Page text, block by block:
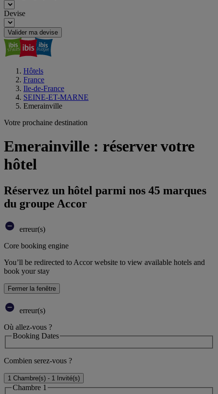
Devise
Valider ma devise
Hôtels
France
Ile-de-France
SEINE-ET-MARNE
Emerainville
Votre prochaine destination
Emerainville : réserver votre
hôtel
Réservez un hôtel parmi nos 45 marques
du groupe Accor
erreur(s)
Core booking engine
You’ll be redirected to Accor website to view available hotels and
book your stay
Fermer la fenêtre
erreur(s)
Où allez-vous ?
Booking Dates
Combien serez-vous ?
1 Chambre(s) - 1 Invité(s)
Chambre 1